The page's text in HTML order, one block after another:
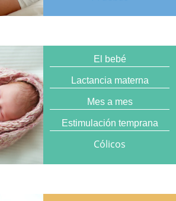
El bebé
Lactancia materna
Mes a mes
Estimulación temprana
Cólicos